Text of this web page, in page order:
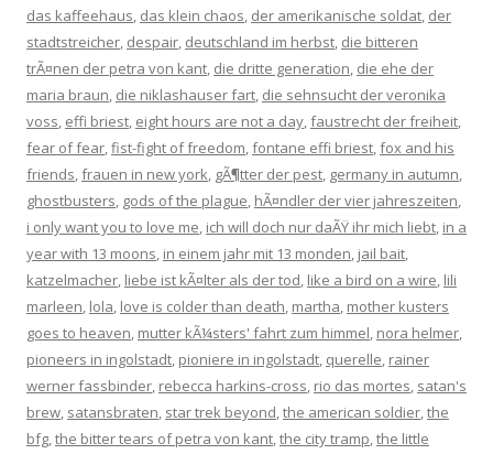
das kaffeehaus, das klein chaos, der amerikanische soldat, der
stadtstreicher, despair, deutschland im herbst, die bitteren
trÃ¤nen der petra von kant, die dritte generation, die ehe der
maria braun, die niklashauser fart, die sehnsucht der veronika
voss, effi briest, eight hours are not a day,faustrecht der freiheit,
fear of fear,fist-fight of freedom,fontane effi briest,fox and his
friends,frauen in new york, gÃ¶tter der pest, germany in autumn,
ghostbusters, gods of the plague, hÃ¤ndler der vier jahreszeiten,
i only want you to love me, ich will doch nur daÃŸ ihr mich liebt, in a
year with 13 moons, in einem jahr mit 13 monden, jail bait,
katzelmacher, liebe ist kÃ¤lter als der tod, like a bird on a wire, lili
marleen, lola, love is colder than death, martha, mother kusters
goes to heaven, mutter kÃ¼sters' fahrt zum himmel, nora helmer,
pioneers in ingolstadt, pioniere in ingolstadt, querelle, rainer
werner fassbinder, rebecca harkins-cross, rio das mortes, satan's
brew, satansbraten, star trek beyond,the american soldier,the
bfg,the bitter tears of petra von kant,the city tramp,the little